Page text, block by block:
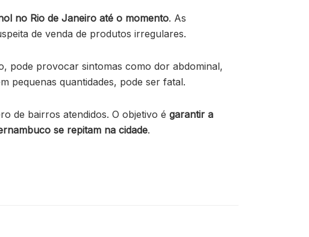
no Rio de Janeiro até o momento. As
de venda de produtos irregulares.
pode provocar sintomas como dor abdominal,
pequenas quantidades, pode ser fatal.
de bairros atendidos. O objetivo é garantir a
se repitam na cidade.